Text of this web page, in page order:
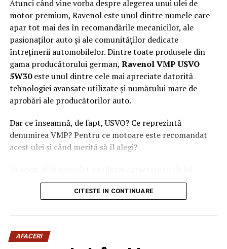
Atunci când vine vorba despre alegerea unui ulei de
motor premium, Ravenol este unul dintre numele care
apar tot mai des în recomandările mecanicilor, ale
pasionaților auto și ale comunităților dedicate
întreținerii automobilelor. Dintre toate produsele din
gama producătorului german, Ravenol VMP USVO
5W30este unul dintre cele mai apreciate datorită
tehnologiei avansate utilizate și numărului mare de
aprobări ale producătorilor auto.
Dar ce înseamnă, de fapt, USVO? Ce reprezintă
denumirea VMP? Pentru ce motoare este recomandat
acest ulei și când merită să îl alegi?
Ravenol VMP USVO 5W30 și explicăm de ce este
considerat unul dintre cele mai performante uleiuri de
Ravenol este un producător german de lubrifianți
CITESTE IN CONTINUARE
AFACERI